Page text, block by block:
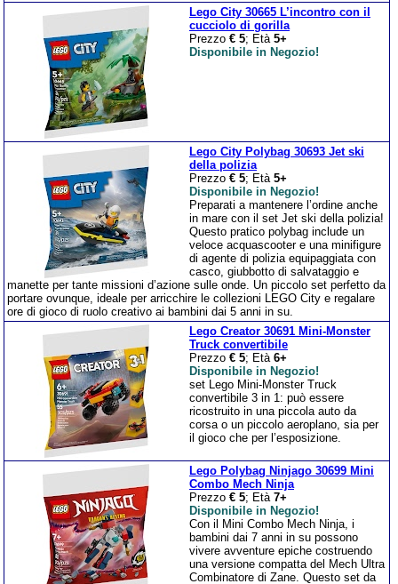
Lego City 30665 L’incontro con il
cucciolo di gorilla
Prezzo € 5; Età 5+
Disponibile in Negozio!
Lego City Polybag 30693 Jet ski
della polizia
Prezzo € 5; Età 5+
Disponibile in Negozio!
Preparati a mantenere l’ordine anche
in mare con il set Jet ski della polizia!
Questo pratico polybag include un
veloce acquascooter e una minifigure
di agente di polizia equipaggiata con
casco, giubbotto di salvataggio e
manette per tante missioni d’azione sulle onde. Un piccolo set perfetto da
portare ovunque, ideale per arricchire le collezioni LEGO City e regalare
ore di gioco di ruolo creativo ai bambini dai 5 anni in su.
Lego Creator 30691 Mini-Monster
Truck convertibile
Prezzo € 5; Età 6+
Disponibile in Negozio!
set Lego Mini-Monster Truck
convertibile 3 in 1: può essere
ricostruito in una piccola auto da
corsa o un piccolo aeroplano, sia per
il gioco che per l’esposizione.
Lego Polybag Ninjago 30699 Mini
Combo Mech Ninja
Prezzo € 5; Età 7+
Disponibile in Negozio!
Con il Mini Combo Mech Ninja, i
bambini dai 7 anni in su possono
vivere avventure epiche costruendo
una versione compatta del Mech Ultra
Combinatore di Zane. Questo set da